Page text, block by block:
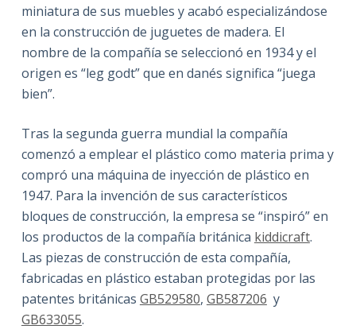
miniatura de sus muebles y acabó especializándose
en la construcción de juguetes de madera. El
nombre de la compañía se seleccionó en 1934 y el
origen es “leg godt” que en danés significa “juega
bien”.
Tras la segunda guerra mundial la compañía
comenzó a emplear el plástico como materia prima y
compró una máquina de inyección de plástico en
1947. Para la invención de sus característicos
bloques de construcción, la empresa se “inspiró” en
los productos de la compañía británica kiddicraft.
Las piezas de construcción de esta compañía,
fabricadas en plástico estaban protegidas por las
patentes británicas GB529580, GB587206 y
GB633055.